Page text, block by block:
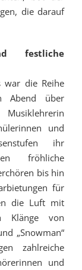
die darauf
festliche
war die Reihe
Abend über
und
ihr
fröhliche
bis hin
für
die Luft mit
Klänge von
„Snowman“
zahlreiche
und